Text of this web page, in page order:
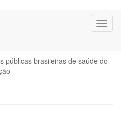
públicas brasileiras de saúde do